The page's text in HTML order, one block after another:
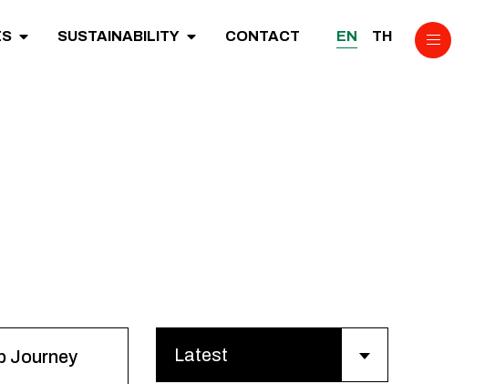
SUSTAINABILITY CONTACT EN TH
Journey Latest